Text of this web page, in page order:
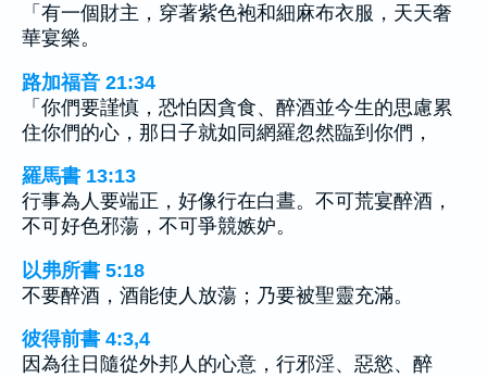
「有一個財主，穿著紫色袍和細麻布衣服，天天奢
華宴樂。
路加福音 21:34
「你們要謹慎，恐怕因貪食、醉酒並今生的思慮累
住你們的心，那日子就如同網羅忽然臨到你們，
羅馬書 13:13
行事為人要端正，好像行在白晝。不可荒宴醉酒，
不可好色邪蕩，不可爭競嫉妒。
以弗所書 5:18
不要醉酒，酒能使人放蕩；乃要被聖靈充滿。
彼得前書 4:3,4
因為往日隨從外邦人的心意，行邪淫、惡慾、醉